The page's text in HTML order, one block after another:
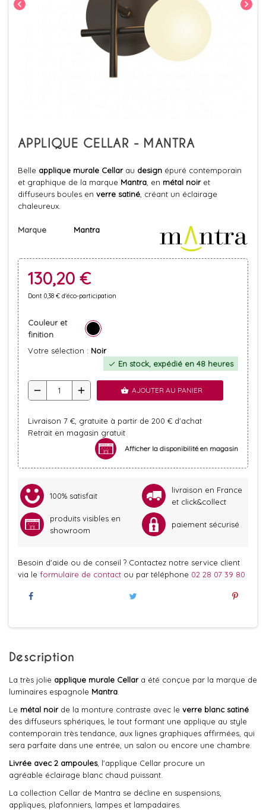
chevron_left chevron_right
APPLIQUE CELLAR - MANTRA
Belle applique murale Cellarau design épuré contemporain
et graphique de la marque Mantra , en métal noiret
diffuseurs boules en verre satiné , créant un éclairage
chaleureux.
Marque Mantra
130,20 €
Dont 0,38 € d'éco-participation
Couleur et
finition
Votre sélection : Noir
check En stock, expédié en 48 heures
remove add shopping_basket AJOUTER AU PANIER
Livraison 7 €, gratuite à partir de 200 € d'achat
Retrait en magasin gratuit
Afficher la disponibilité en magasin
100% satisfait
livraison en France
et click&collect
produits visibles en
showroom
paiement sécurisé
Besoin d'aide ou de conseil ? Contactez notre service client
via le formulaire de contact ou par téléphone 02 28 07 39 80
Description
La très jolie applique murale Cellar a été conçue par la marque de
luminaires espagnole Mantra
Le métal noirde la monture contraste avec le verre blanc satiné
des diffuseurs sphériques, le tout formant une applique au style
contemporain très tendance, aux lignes graphiques affirmées, qui
sera parfaite dans une entrée, un salon ou encore une chambre.
Livrée avec 2 ampoules, l'applique Cellar procure un
agréable éclairage blanc chaud puissant.
La collection Cellar de Mantra se décline en suspensions,
appliques, plafonniers, lampes et lampadaires.